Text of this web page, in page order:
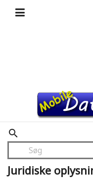
search
Juridiske